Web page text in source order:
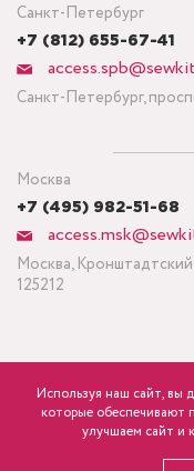
р. розница
Санкт-Петербург
+7 (812) 655-67-41
Санкт-Петербург,
Москва
+7 (495) 982-51-68
Москва,
125212
Используя наш сайт, вы
которые обеспечивают
улучшаем сайт и